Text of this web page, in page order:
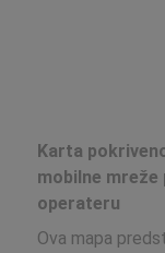
Karta
mobilne mreže
operateru
Ova mapa